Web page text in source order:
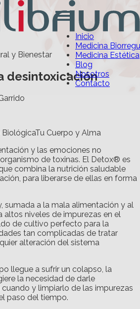
Inicio
Medicina
Medicina Estética
Blog
Nosotros
Contacto
y Bienestar
desintoxicación
BiológicaTu Cuerpo y Alma
y las emociones no
de toxinas. El Detox® es
combina la nutrición saludable
para liberarse de ellas en forma
sumada a la mala alimentación y al
altos niveles de impurezas en el
de cultivo perfecto para la
tan complicadas de tratar
alteración del sistema
llegue a sufrir un colapso, la
la necesidad de darle
cuando y limpiarlo de las impurezas
paso del tiempo.